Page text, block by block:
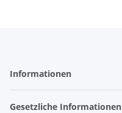
Informationen
Gesetzliche Informationen